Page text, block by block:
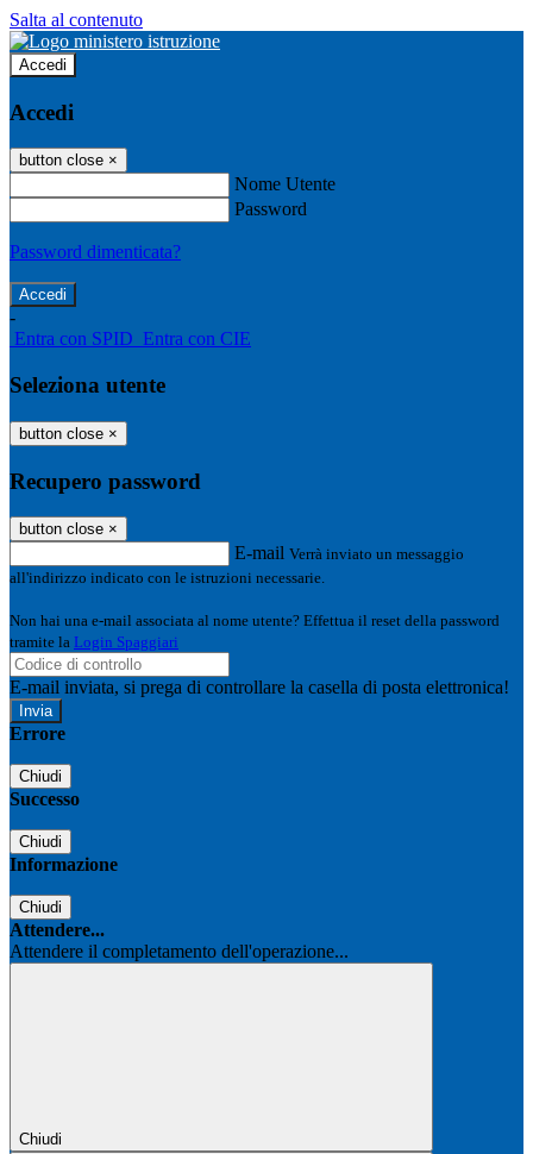
Salta al contenuto
Accedi
Accedi
button close ×
Nome Utente
Password
Password dimenticata?
-
Entra con SPID Entra con CIE
Seleziona utente
button close ×
Recupero password
button close ×
E-mail Verrà inviato un messaggio
all'indirizzo indicato con le istruzioni necessarie.
Non hai una e-mail associata al nome utente? Effettua il reset della password
tramite la Login Spaggiari
E-mail inviata, si prega di controllare la casella di posta elettronica!
Errore
Chiudi
Successo
Chiudi
Informazione
Chiudi
Attendere...
Attendere il completamento dell'operazione...
Chiudi